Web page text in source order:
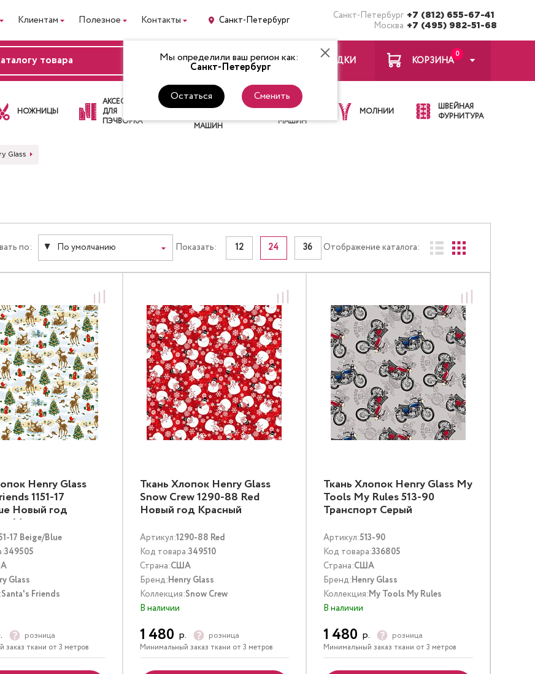
Клиентам Полезное Контакты Санкт-Петербург Санкт-Петербург +7 (812) 655-67-41
Москва +7 (495) 982-51-68
Мы определили ваш регион как:
Санкт-Петербург
Остаться Сменить
ВХОД ЗАКЛАДКИ
0
КОРЗИНА
НОЖНИЦЫ
АКСЕССУАРЫ
ДЛЯ
ПЭЧВОРКА
ЛАПКИ
ДЛЯ
МАШИН
ИГЛЫ ДЛЯ
ШВЕЙНЫХ
МАШИН
МОЛНИИ
ШВЕЙНАЯ
ФУРНИТУРА
Glass
по: По умолчанию Показать: 12 24 36 Отображение каталога:
Henry Glass
1151-17
Новый год
Мультиколор
17 Beige/Blue
349505
Glass
Santa's Friends
розница
заказ ткани от 3 метров
Ткань Хлопок Henry Glass
Snow Crew 1290-88 Red
Новый год Красный
Артикул:1290-88 Red
Код товара:349510
Страна:США
Бренд:Henry Glass
Коллекция:Snow Crew
В наличии
1 480 р. розница
Минимальный заказ ткани от 3 метров
Ткань Хлопок Henry Glass My
Tools My Rules 513-90
Транспорт Серый
Артикул:513-90
Код товара:336805
Страна:США
Бренд:Henry Glass
Коллекция:My Tools My Rules
В наличии
1 480 р. розница
Минимальный заказ ткани от 3 метров